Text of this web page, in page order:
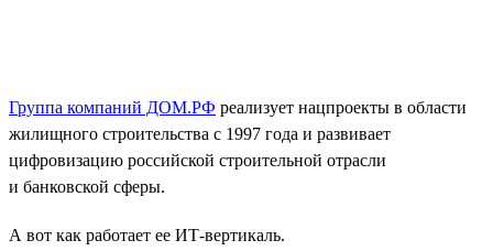
Группа компаний ДОМ.РФ реализует нацпроекты в области
жилищного строительства с 1997 года и развивает
цифровизацию российской строительной отрасли
и банковской сферы.
А вот как работает ее ИТ-вертикаль.